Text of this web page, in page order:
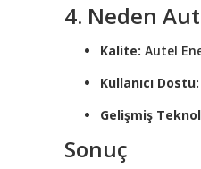
4. Neden
Kalite: Autel
Kullanıcı Dostu:
Gelişmiş
Sonuç